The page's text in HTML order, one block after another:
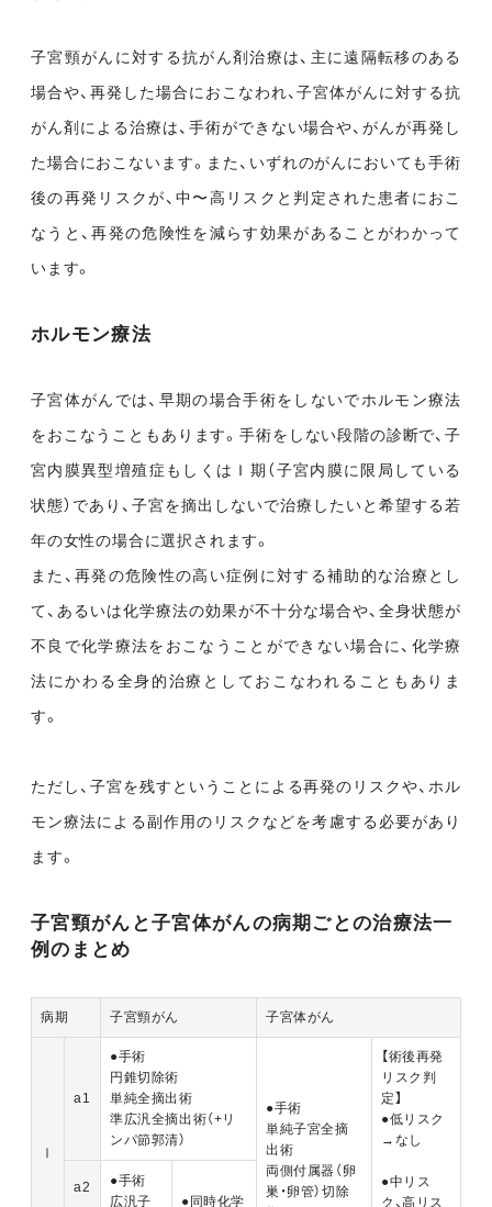
子宮頸がんに対する抗がん剤治療は、主に遠隔転移のある
場合や、再発した場合におこなわれ、子宮体がんに対する抗
がん剤による治療は、手術ができない場合や、がんが再発し
た場合におこないます。また、いずれのがんにおいても手術
後の再発リスクが、中〜高リスクと判定された患者におこ
なうと、再発の危険性を減らす効果があることがわかって
います。
ホルモン療法
子宮体がんでは、早期の場合手術をしないでホルモン療法
をおこなうこともあります。手術をしない段階の診断で、子
宮内膜異型増殖症もしくはＩ期（子宮内膜に限局している
状態）であり、子宮を摘出しないで治療したいと希望する若
年の女性の場合に選択されます。
また、再発の危険性の高い症例に対する補助的な治療とし
て、あるいは化学療法の効果が不十分な場合や、全身状態が
不良で化学療法をおこなうことができない場合に、化学療
法にかわる全身的治療としておこなわれることもありま
す。
ただし、子宮を残すということによる再発のリスクや、ホル
モン療法による副作用のリスクなどを考慮する必要があり
ます。
子宮頸がんと子宮体がんの病期ごとの治療法一
例のまとめ
病期 子宮頸がん 子宮体がん
Ⅰ
a1
●手術
円錐切除術
単純全摘出術
準広汎全摘出術（+リ
ンパ節郭清）
●手術
単純子宮全摘
出術
両側付属器（卵
巣・卵管）切除
【術後再発
リスク判
定】
●低リスク
→なし
●中リス
ク、高リス
a2
●手術
広汎子
●同時化学